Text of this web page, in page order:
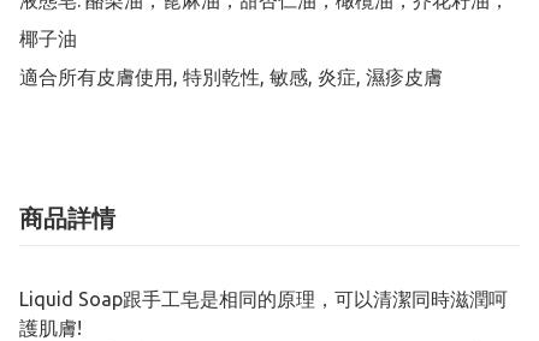
椰子油
適合所有皮膚使用, 特別乾性, 敏感, 炎症, 濕疹皮膚
商品詳情
Liquid Soap跟手工皂是相同的原理，可以清潔同時滋潤呵
護肌膚!